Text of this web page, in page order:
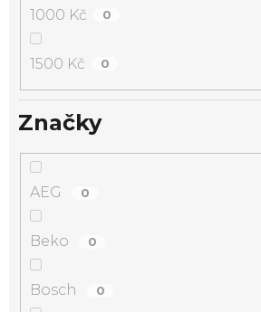
1000 Kč 0
1500 Kč 0
Značky
AEG 0
Beko 0
Bosch 0